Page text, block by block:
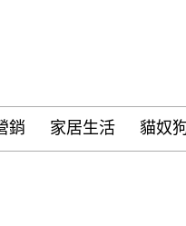
銷 家居生活 貓奴